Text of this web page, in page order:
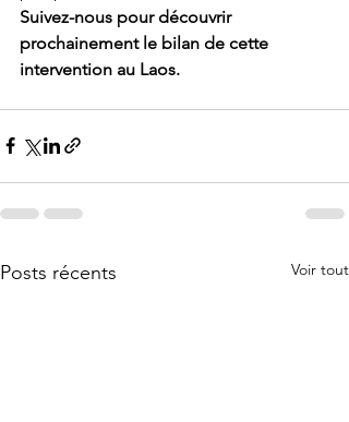
Suivez-nous pour découvrir
prochainement le bilan de cette
intervention au Laos.
Posts récents Voir tout